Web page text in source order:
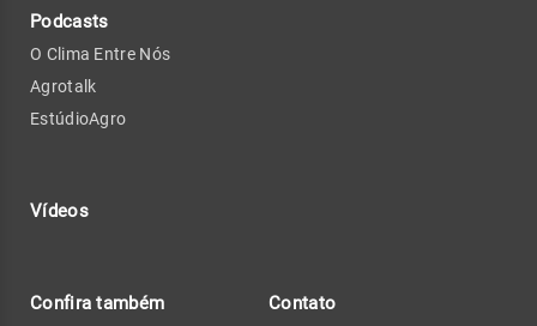
Podcasts
O Clima Entre Nós
Agrotalk
EstúdioAgro
Vídeos
Confira também Contato